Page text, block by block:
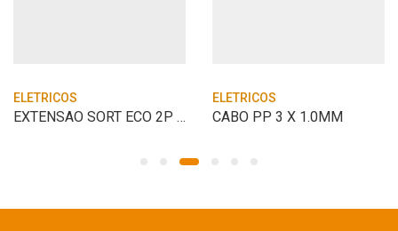
ELETRICOS
EXTENSAO SORT ECO 2P CABO PL 10M PT
ELETRICOS
CABO PP 3 X 1.0MM